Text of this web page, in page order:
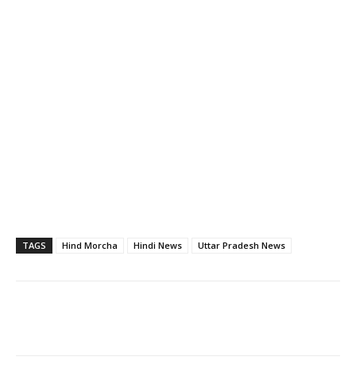
TAGS Hind Morcha Hindi News Uttar Pradesh News